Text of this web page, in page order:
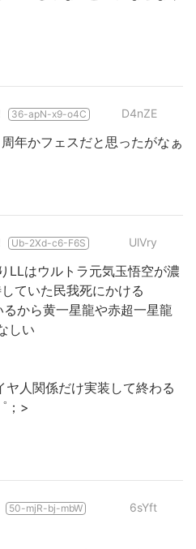
36-apN-x9-o4C D4nZE
年かフェスだと思ったがなぁ
Ub-2Xd-c6-F6S UlVry
LLはウルトラ元気玉悟空が濃
ていた民我死にかける
から黄一星龍や赤超一星龍
しい
人関係だけ実装して終わる
；>
50-mjR-bj-mbW 6sYft